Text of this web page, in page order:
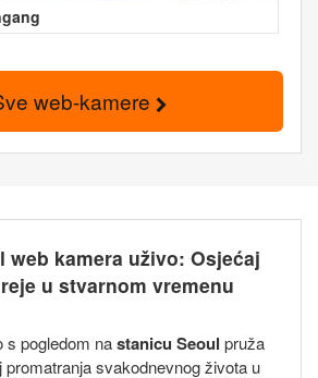
web-kamere
web kamera uživo: Osjećaj
u stvarnom vremenu
s pogledom nastanicu Seoul pruža
promatranja svakodnevnog života u